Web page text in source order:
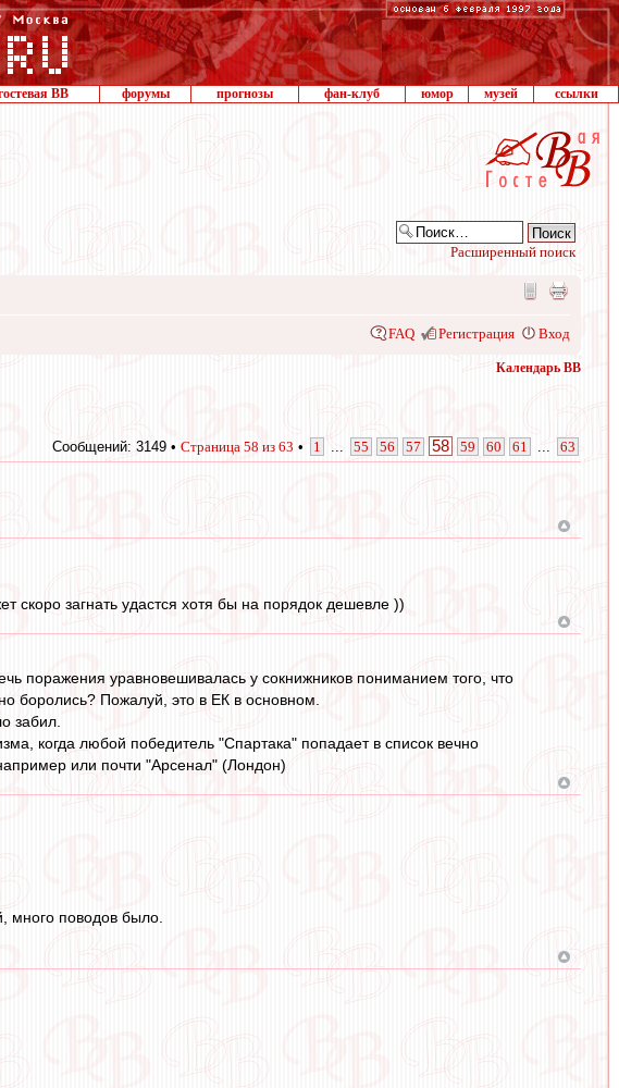
ВВ форумы прогнозы фан-клуб юмор музей ссылки
Расширенный поиск
FAQ Регистрация Вход
Календарь ВВ
Сообщений: 3149 • Страница 58 из 63 • 1 55 56 57 58 59 60 61 63
скоро загнать удастся хотя бы на порядок дешевле ))
поражения уравновешивалась у сокнижников пониманием того, что
боролись? Пожалуй, это в ЕК в основном.
забил.
когда любой победитель "Спартака" попадает в список вечно
или почти "Арсенал" (Лондон)
много поводов было.